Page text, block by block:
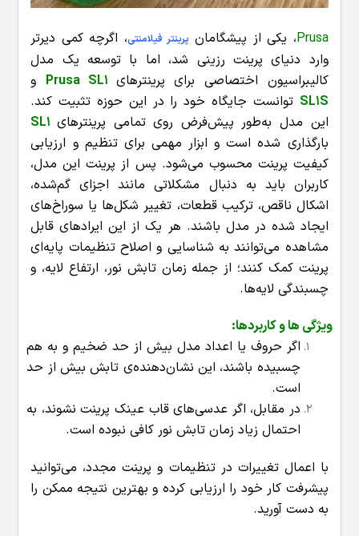
Prusa، یکی از پیشگامان پرینتر فیلامنتی، اگرچه کمی دیرتر
وارد دنیای پرینت رزینی شد، اما با توسعه یک مدل
کالیبراسیون اختصاصی برای پرینترهای
و
SL1S توانست جایگاه خود را در این حوزه تثبیت کند.
این مدل به‌طور پیش‌فرض روی تمامی پرینترهای
بارگذاری شده است و ابزار مهمی برای تنظیم و ارزیابی
کیفیت پرینت محسوب می‌شود. پس از پرینت این مدل،
کاربران باید به دنبال مشکلاتی مانند اجزای گم‌شده،
اشکال ناقص، ترکیب قطعات، تغییر شکل‌ها یا سوراخ‌های
ایجاد شده در مدل باشند. هر یک از این ایرادهای قابل
مشاهده می‌توانند به شناسایی و اصلاح تنظیمات پایه‌ای
پرینت کمک کنند؛ از جمله زمان تابش نور، ارتفاع لایه، و
چسبندگی لایه‌ها.
ویژگی ها و کاربردها:
اگر حروف یا اعداد مدل بیش از حد ضخیم و به هم
چسبیده باشند، این نشان‌دهنده‌ی تابش بیش از حد
است.
در مقابل، اگر عدسی‌های قاب عینک پرینت نشوند، به
احتمال زیاد زمان تابش نور کافی نبوده است.
با اعمال تغییرات در تنظیمات و پرینت مجدد، می‌توانید
پیشرفت کار خود را ارزیابی کرده و بهترین نتیجه ممکن را
به دست آورید.